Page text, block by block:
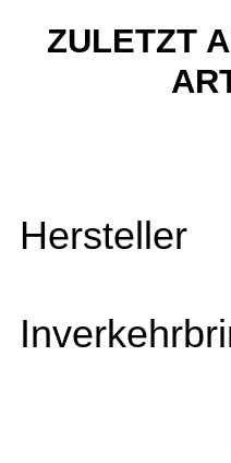
ZULETZT
Hersteller